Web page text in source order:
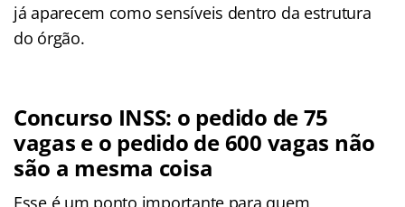
já aparecem como sensíveis dentro da estrutura
do órgão.
Concurso INSS: o pedido de 75
vagas e o pedido de 600 vagas não
são a mesma coisa
Esse é um ponto importante para quem